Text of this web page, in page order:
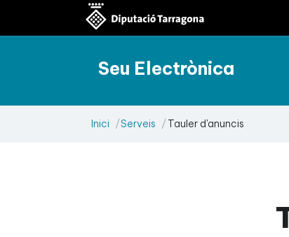
Seu Electrònica
Inici Serveis Tauler d'anuncis